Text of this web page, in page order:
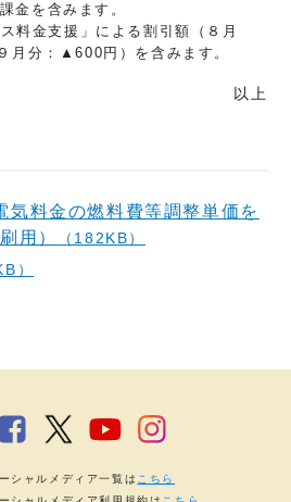
金を含みます。
料金支援」による割引額（８月
月分：▲600円）を含みます。
以上
気料金の燃料費等調整単価を
用）
（182KB）
）
シャルメディア一覧は こちら